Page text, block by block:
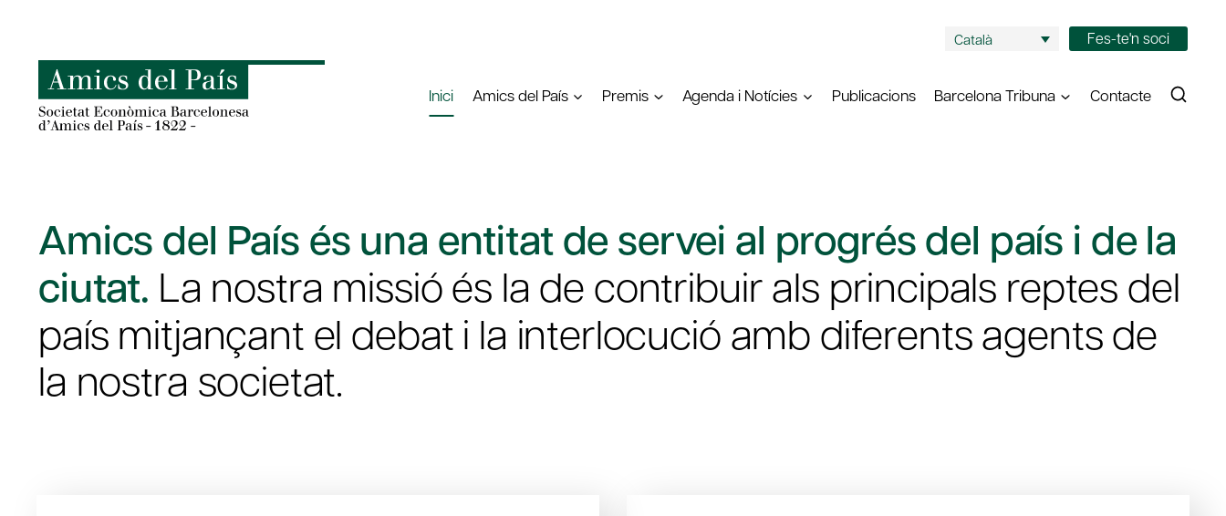
content
Català Fes-te'n soci
Inici Amics del País Premis Agenda i Notícies Publicacions Barcelona Tribuna Contacte
Amics del País és una entitat de servei al progrés del país i de la
ciutat. La nostra missió és la de contribuir als principals reptes del
país mitjançant el debat i la interlocució amb diferents agents de
la nostra societat.